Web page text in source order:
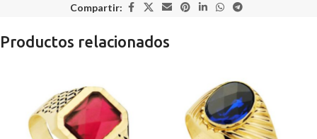
Compartir:
Productos relacionados